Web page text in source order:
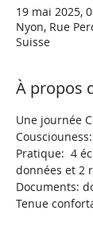
19 mai 2025,
Nyon, Rue
Suisse
À propos
Une journée
Cousciouness:
Pratique:  4
données et 2
Documents:
Tenue